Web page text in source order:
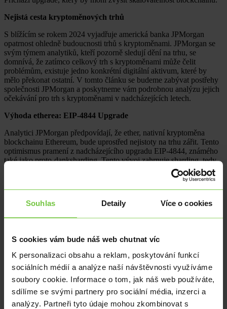
Souhlas Detaily Více o cookies
S cookies vám bude náš web chutnat víc
K personalizaci obsahu a reklam, poskytování funkcí
sociálních médií a analýze naší návštěvnosti využíváme
soubory cookie. Informace o tom, jak náš web používáte,
sdílíme se svými partnery pro sociální média, inzerci a
analýzy. Partneři tyto údaje mohou zkombinovat s
Nejistá cesta kryptoměnových trhů
S blížícím se rokem 2024 vyjadřuje americká banka JPMorgan
opatrnost ohledně budoucnosti trhů s kryptoměnami. JPMorgan se
svým týmem analytiků, kteří pozorně sledují dění na trhu, se
domnívá, že zatímco celkový trh s kryptoměnami může čelit
problémům, existuje jedno konkrétní digitální aktivum, které by
mělo překonat ostatní. V tomto článku se budeme zabývat postřehy
společnosti JPMorgan a poskytneme vám podrobnou analýzu jejich
očekávání pro trh s kryptoměnami v nadcházejících letech.
Výhoda etherea: EIP-4844 Upgrade
Analytici JPMorgan předpovídají, že ether, nativní kryptoměna
blockchainu Ethereum, bude uprostřed nejistoty na trhu zářit. Tento
optimismus pramení z nadcházejícího upgradu EIP-4844, známého
také jako proto-danksharding. Tento vývoj zahrnuje sharding, tedy
proces rozdělení sítě na menší části zvané shardy s cílem zvýšit
rychlost transakcí. Proto-danksharding zavádí nový typ transakce
nazvaný "blob-carrying transaction", který výrazně zvětšuje prostor
Etherea a učiní z něj atraktivní volbu pro investory. Proč společnost
analytici JPMorgan varují před očekáváním významných cenových
pohybů pouze na základě těchto událostí. Například potenciální
schválení spotového ETF na BTC ze strany SEC nemusí mít tak
zásadní dopad, jak někteří očekávají. JPMorgan naznačuje, že "buy-
the-rumor/sell-the-fact effect" by mohl utlumit rozsah jakéhokoli
pozitivního výsledku.